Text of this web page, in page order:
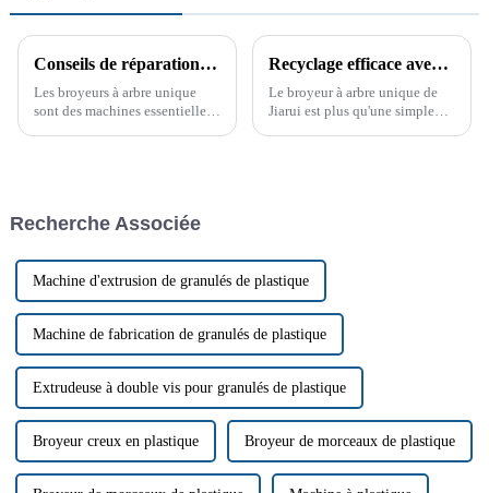
Conseils de réparation pour les broyeurs à arbre unique
Les broyeurs à arbre unique
sont des machines essentielles
toute machine, ils peuvent
Recyclage efficace avec le broyeur à arbre unique
Le broyeur à arbre unique de
Jiarui est plus qu'une simple
Recherche Associée
Machine d'extrusion de granulés de plastique
Machine de fabrication de granulés de plastique
Extrudeuse à double vis pour granulés de plastique
Broyeur creux en plastique Broyeur de morceaux de plastique